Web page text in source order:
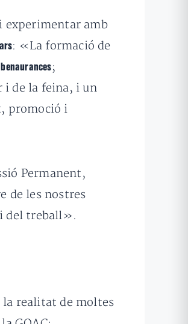
experimentar amb
: «La formació de
benaurances ;
i de la feina, i un
promoció i
Permanent,
de les nostres
del treball».
la realitat de moltes